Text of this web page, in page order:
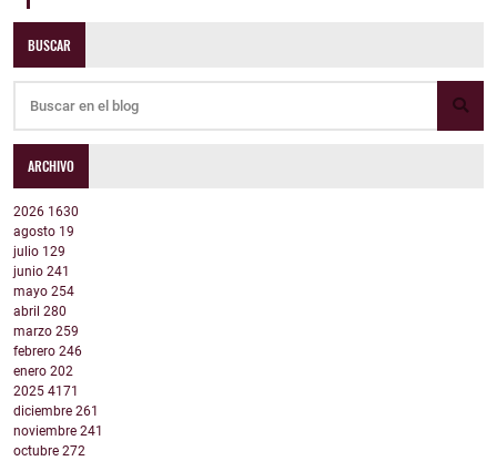
BUSCAR
ARCHIVO
2026 1630
agosto 19
julio 129
junio 241
mayo 254
abril 280
marzo 259
febrero 246
enero 202
2025 4171
diciembre 261
noviembre 241
octubre 272